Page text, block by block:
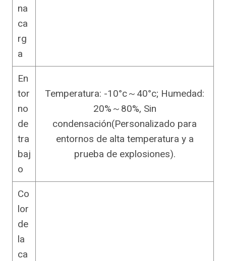
na
ca
rg
a
En
tor
no
de
tra
baj
o
Temperatura: -10°c～40°c; Humedad:
20%～80%, Sin
condensación(Personalizado para
entornos de alta temperatura y a
prueba de explosiones).
Co
lor
de
la
ca